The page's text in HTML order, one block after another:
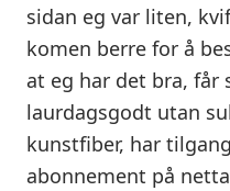
sidan eg var liten,
komen berre for å
at eg har det bra,
laurdagsgodt utan
kunstfiber, har
abonnement på